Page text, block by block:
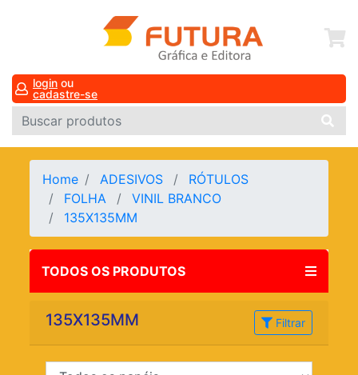
login ou
cadastre-se
Home ADESIVOS
RÓTULOS
FOLHA
VINIL BRANCO
135X135MM
TODOS OS PRODUTOS
135X135MM Filtrar